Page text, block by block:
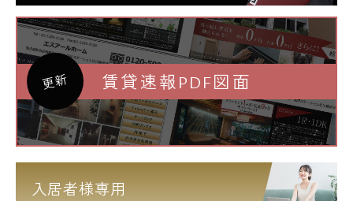
更新 賃貸速報PDF図面
入居者様専用